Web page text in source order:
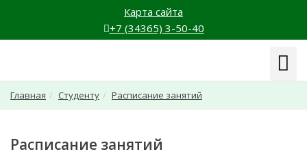
Карта сайта
+7 (34365) 3-50-40
Главная Студенту Расписание занятий
Расписание занятий